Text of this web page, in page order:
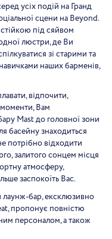
усіх подій на Гранд
сцени на Beyond.
під сяйвом
люстри, де Ви
зі старими та
наших барменів,
відпочити,
моменти, Вам
Mast до головної зони
басейну знаходиться
потрібно відходити
залитого сонцем місця
атмосферу,
заспокоїть Вас.
бар, ексклюзивно
пропонує повністю
персоналом, а також